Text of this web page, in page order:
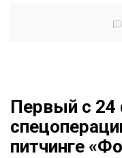
Первый с 24
питчинге